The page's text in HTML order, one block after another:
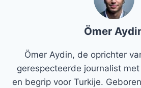
Ömer
Ömer Aydin, de oprichter
gerespecteerde journalist
en begrip voor Turkije.